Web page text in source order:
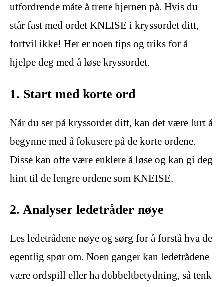
utfordrende måte å trene hjernen på. Hvis du
står fast med ordet KNEISE i kryssordet ditt,
fortvil ikke! Her er noen tips og triks for å
hjelpe deg med å løse kryssordet.
1. Start med korte ord
Når du ser på kryssordet ditt, kan det være lurt å
begynne med å fokusere på de korte ordene.
Disse kan ofte være enklere å løse og kan gi deg
hint til de lengre ordene som KNEISE.
2. Analyser ledetråder nøye
Les ledetrådene nøye og sørg for å forstå hva de
egentlig spør om. Noen ganger kan ledetrådene
være ordspill eller ha dobbeltbetydning, så tenk